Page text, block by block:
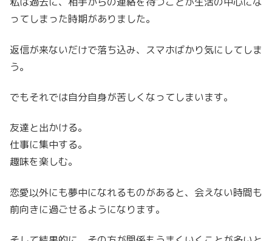
ってしまった時期がありました。
返信が来ないだけで落ち込み、スマホばかり気にしてしま
う。
でもそれでは自分自身が苦しくなってしまいます。
友達と出かける。
仕事に集中する。
趣味を楽しむ。
恋愛以外にも夢中になれるものがあると、会えない時間も
前向きに過ごせるようになります。